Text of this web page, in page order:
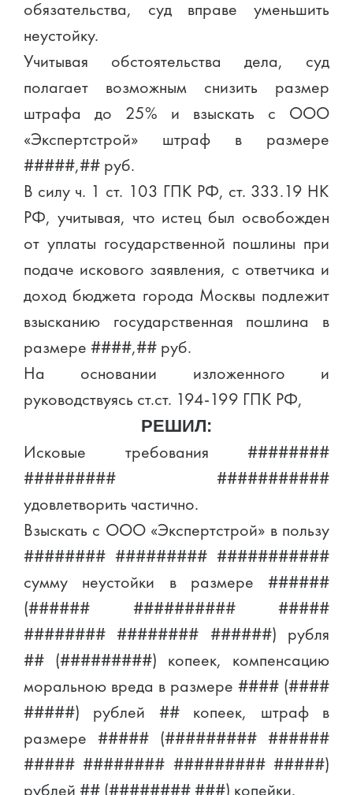
обязательства, суд вправе уменьшить
неустойку.
Учитывая обстоятельства дела, суд
полагает возможным снизить размер
штрафа до 25% и взыскать с ООО
«Экспертстрой» штраф в размере
#####,## руб.
В силу ч. 1 ст. 103 ГПК РФ, ст. 333.19 НК
РФ, учитывая, что истец был освобожден
от уплаты государственной пошлины при
подаче искового заявления, с ответчика и
доход бюджета города Москвы подлежит
взысканию государственная пошлина в
размере ####,## руб.
На основании изложенного и
руководствуясь ст.ст. 194-199 ГПК РФ,
РЕШИЛ:
Исковые требования ########
######### ###########
удовлетворить частично.
Взыскать с ООО «Экспертстрой» в пользу
######## ######### ###########
сумму неустойки в размере ######
(###### ########## #####
######## ######## ######) рубля
## (#########) копеек, компенсацию
моральною вреда в размере #### (####
#####) рублей ## копеек, штраф в
размере ##### (######### ######
##### ######## ######### #####)
рублей ## (######## ###) копейки.